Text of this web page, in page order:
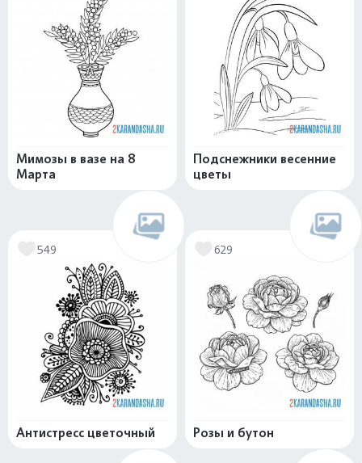
Мимозы в вазе на 8
Марта
Подснежники весенние
цветы
549
Антистресс цветочный
629
Розы и бутон